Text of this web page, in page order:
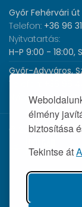
élmény
biztosítása
Tekintse át
Győr Fehérvári út
Telefon: +36 96
Nyitvatartás:
H-P 9:00 - 18:00,
Győr-Adyváros,
Telefon:
Nyitvatartás:H-P
© 2026 Wolf